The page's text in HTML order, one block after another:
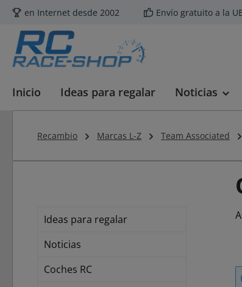
al contenido principal
Saltar a la búsqueda
Saltar a la navegación principal
en Internet desde 2002 Envío gratuito a la
Inicio Ideas para regalar Noticias
Recambio Marcas L-Z Team Associated
Ideas para regalar
Noticias
Coches RC